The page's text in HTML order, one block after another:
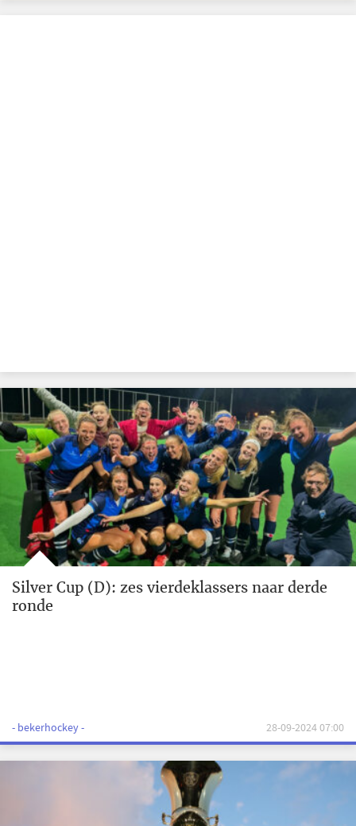
Silver Cup (D): zes vierdeklassers naar derde
ronde
- bekerhockey - 28-09-2024 07:00